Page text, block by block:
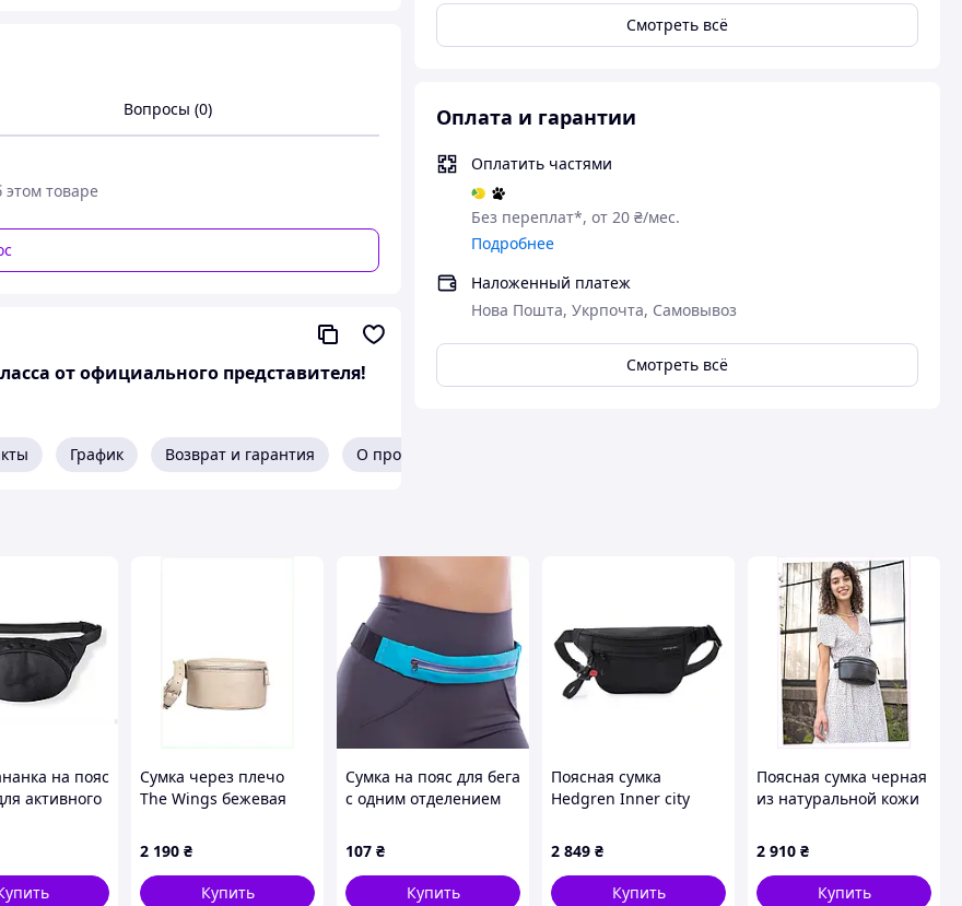
Смотреть всё
Оплата и гарантии
Оплатить частями
Без переплат*, от 20 ₴/мес.
Подробнее
Наложенный платеж
Нова Пошта, Укрпочта, Самовывоз
Смотреть всё
Вопросы (0)
товаре
от официального представителя!
График Возврат и гарантия О продавце
на пояс
активного
и удобная
Сумка через плечо
The Wings бежевая
2 190 ₴
Купить
Сумка на пояс для бега
с одним отделением
GA-1767 цвета в
ассортименте
107 ₴
Купить
Поясная сумка
Hedgren Inner city
2 849 ₴
Купить
Поясная сумка черная
из натуральной кожи
B8B104547
2 910 ₴
Купить